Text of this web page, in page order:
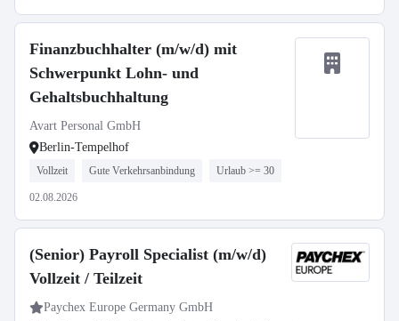
Finanzbuchhalter (m/w/d) mit
Schwerpunkt Lohn- und
Gehaltsbuchhaltung
Avart Personal GmbH
Berlin-Tempelhof
Vollzeit Gute Verkehrsanbindung Urlaub >= 30
02.08.2026
(Senior) Payroll Specialist (m/w/d)
Vollzeit / Teilzeit
Paychex Europe Germany GmbH